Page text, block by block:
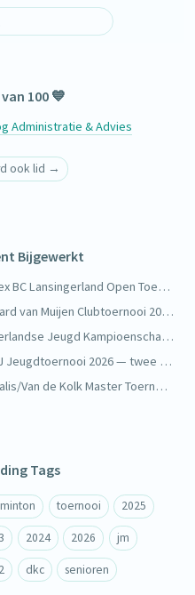
100 💙
Administratie & Advies
ook lid →
Bijgewerkt
Vortex BC Lansingerland Open Toernooi 2026 — goud in de VD 4 🥇
Howard van Muijen Clubtoernooi 2026 — lekker veel wedstrijden bij DKC 🏸
Nederlandse Jeugd Kampioenschappen 2026 — twee keer Nederlands kampioen 🥇
NBBJ Jeugdtoernooi 2026 — twee keer goud in Boxtel 🥇
Phytalis/Van de Kolk Master Toernooi — drie halve finales 🥉
Tags
toernooi 2025
2024 2026 jm
dkc senioren